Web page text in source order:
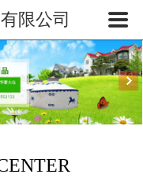
网站首页
蒙古包产品
蒙古包订制
限公司